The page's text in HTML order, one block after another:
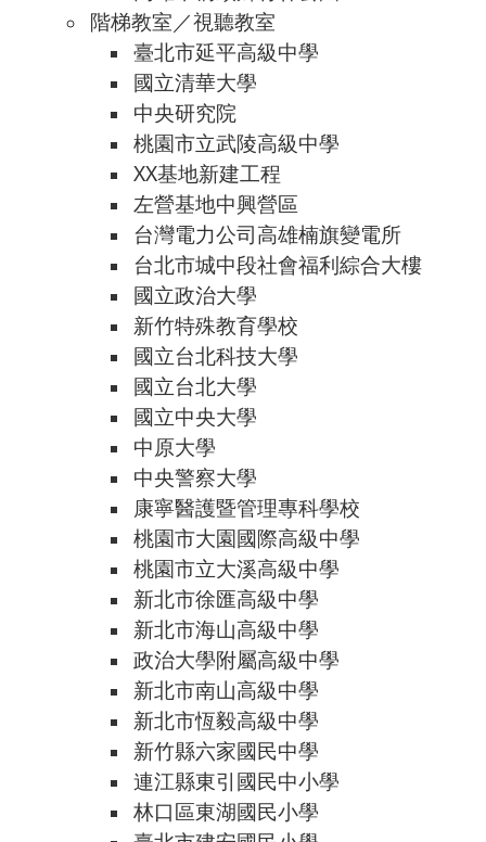
階梯教室／視聽教室
臺北市延平高級中學
國立清華大學
中央研究院
桃園市立武陵高級中學
XX基地新建工程
左營基地中興營區
台灣電力公司高雄楠旗變電所
台北市城中段社會福利綜合大樓
國立政治大學
新竹特殊教育學校
國立台北科技大學
國立台北大學
國立中央大學
中原大學
中央警察大學
康寧醫護暨管理專科學校
桃園市大園國際高級中學
桃園市立大溪高級中學
新北市徐匯高級中學
新北市海山高級中學
政治大學附屬高級中學
新北市南山高級中學
新北市恆毅高級中學
新竹縣六家國民中學
連江縣東引國民中小學
林口區東湖國民小學